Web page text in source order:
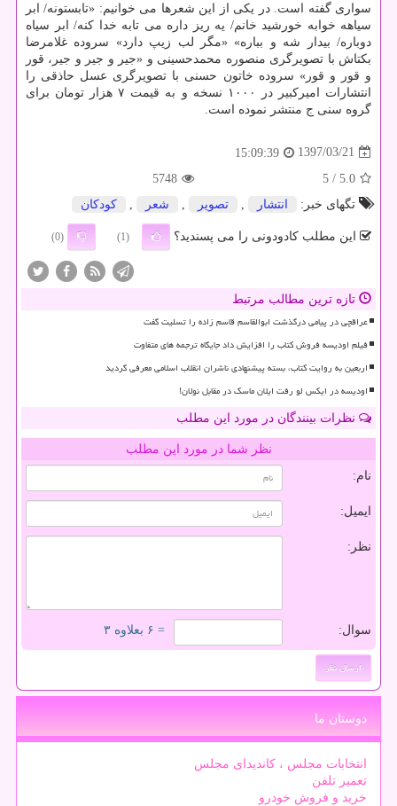
سواری گفته است. در یكی از این شعرها می خوانیم: «تابستونه/ ابر
سیاهه خوابه خورشید خانم/ یه ریز داره می تابه خدا كنه/ ابر سیاه
دوباره/ بیدار شه و بباره» «مگر لب زیپ دارد» سروده غلامرضا
بكتاش با تصویرگری منصوره محمدحسینی و «جیر و جیر و جیر، قور
و قور و قور» سروده خاتون حسنی با تصویرگری عسل حاذقی را
انتشارات امیركبیر در ۱۰۰۰ نسخه و به قیمت ۷ هزار تومان برای
گروه سنی ج منتشر نموده است.
1397/03/21
15:09:39
5.0
/ 5
5748
تگهای خبر:
انتشار تصویر شعر كودكان
این مطلب کادودونی را می پسندید؟ (1)
(0)
تازه ترین مطالب مرتبط
عراقچی در پیامی درگذشت ابوالقاسم قاسم زاده را تسلیت گفت
فیلم اودیسه فروش کتاب را افزایش داد جایگاه ترجمه های متفاوت
اربعین به روایت کتاب، بسته پیشنهادی ناشران انقلاب اسلامی معرفی گردید
اودیسه در ایکس لو رفت ایلان ماسک در مقابل نولان!
نظرات بینندگان در مورد این مطلب
نظر شما در مورد این مطلب
نام:
ایمیل:
نظر:
سوال: = ۶ بعلاوه ۳
دوستان ما
انتخابات مجلس ، کاندیدای مجلس
تعمیر تلفن
خرید و فروش خودرو